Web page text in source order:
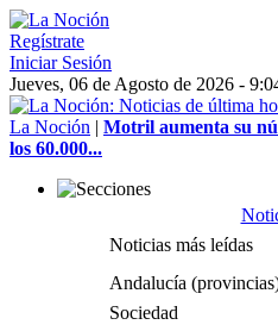
Regístrate
Iniciar Sesión
Jueves, 06 de Agosto de 2026 -
La Noción | Motril aumenta su
los 60.000...
Noticias más leídas
Andalucía
Sociedad